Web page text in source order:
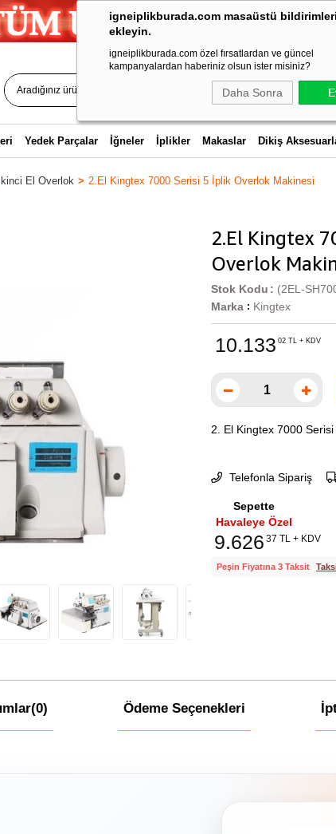
igneiplikburada.com masaüstü
ekleyin.
igneiplikburada.com özel fırsatlardan ve güncel
kampanyalardan haberiniz olsun ister misiniz?
Daha Sonra
Yedek Parçalar İğneler İplikler Makaslar Dikiş
İkinci El Overlok 2.El Kingtex 7000 Serisi 5 İplik Overlok Makinesi
2.El Kingtex
Overlok
(2EL-
Stok Kodu
Marka : Kingtex
10.133 02 TL + KDV
2. El Kingtex 7000
Telefonla Sipariş
Sepette
Havaleye Özel
9.626 37 TL + KDV
Peşin Fiyatına 3 Taksit
(0) Ödeme Seçenekleri